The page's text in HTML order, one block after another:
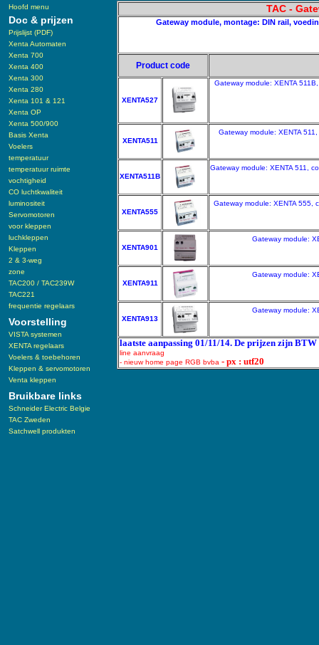
Hoofd menu
Doc & prijzen
Prijslijst (PDF)
Xenta Automaten
Xenta 700
Xenta 400
Xenta 300
Xenta 280
Xenta 101 & 121
Xenta OP
Xenta 500/900
Basis Xenta
Voelers
temperatuur
temperatuur ruimte
vochtigheid
CO luchtkwaliteit
luminositeit
Servomotoren
voor kleppen
luchkleppen
Kleppen
2 & 3-weg
zone
TAC200 / TAC239W
TAC221
frequentie regelaars
Voorstelling
VISTA systemen
XENTA regelaars
Voelers & toebehoren
Kleppen & servomotoren
Venta kleppen
Bruikbare links
Schneider Electric Belgie
TAC Zweden
Satchwell produkten
TAC -
Gateway module, montage: DIN rail,
Product code
XENTA527
Gateway module: XENTA
XENTA511
Gateway module: XENTA
XENTA511B
Gateway module: XENTA 511,
XENTA555
Gateway module: XENTA 555,
XENTA901
Gateway module:
XENTA911
Gateway module:
XENTA913
Gateway module:
laatste aanpassing 01/11/14. De prijzen zijn
line aanvraag
- nieuw home page RGB bvba - px : utf20